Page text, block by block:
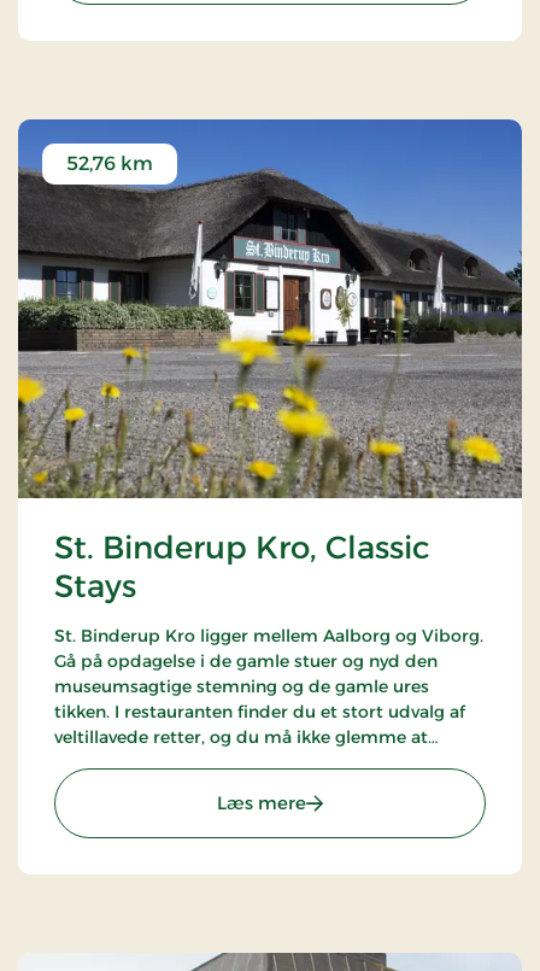
St. Binderup Kro, Classic
Stays
52,76 km
St. Binderup Kro ligger mellem Aalborg og Viborg.
Gå på opdagelse i de gamle stuer og nyd den
museumsagtige stemning og de gamle ures
tikken. I restauranten finder du et stort udvalg af
veltillavede retter, og du må ikke glemme at
Kromanden fortæller gerne om stedets historie.
Læs mere: St. Binderup Kro, Classic